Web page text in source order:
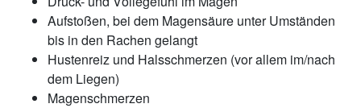
Aufstoßen, bei dem Magensäure unter Umständen
bis in den Rachen gelangt
Hustenreiz und Halsschmerzen (vor allem im/nach
dem Liegen)
Magenschmerzen